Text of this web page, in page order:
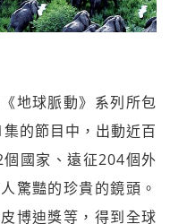
地球脈動》系列所包
的節目中，出動近百
國家、遠征204個外
驚豔的珍貴的鏡頭。
博迪獎等，得到全球